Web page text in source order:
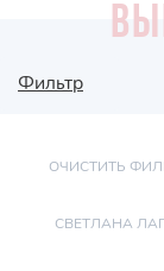
Фильтр
ОЧИСТИТЬ
СВЕТЛАНА